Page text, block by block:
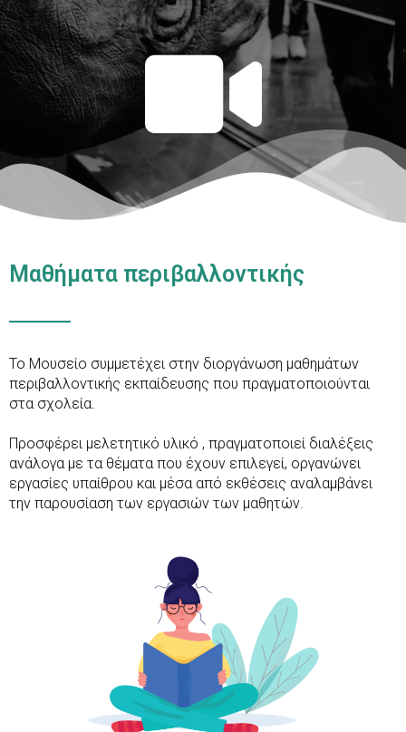
Μαθήματα περιβαλλοντικής
Το Μουσείο συμμετέχει στην διοργάνωση μαθημάτων
περιβαλλοντικής εκπαίδευσης που πραγματοποιούνται
στα σχολεία.
Προσφέρει μελετητικό υλικό , πραγματοποιεί διαλέξεις
ανάλογα με τα θέματα που έχουν επιλεγεί, οργανώνει
εργασίες υπαίθρου και μέσα από εκθέσεις αναλαμβάνει
την παρουσίαση των εργασιών των μαθητών.